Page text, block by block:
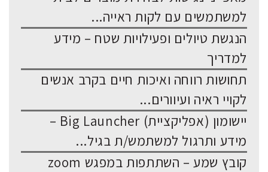
למשתמשים עם לקות ראייה...
הנגשת טיולים ופעילויות שטח – מידע
למדריך
תחושות רווחה ואיכות חיים בקרב אנשים
לקויי ראיה ועיוורים...
יישומון (אפליקציית) Big Launcher –
מידע ותרגול למשתמש/ת בגיל...
קובץ שמע – השתתפות במפגש zoom